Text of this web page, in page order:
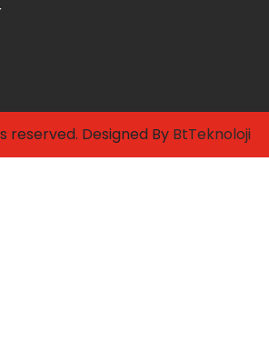
reserved. Designed By BtTeknoloji